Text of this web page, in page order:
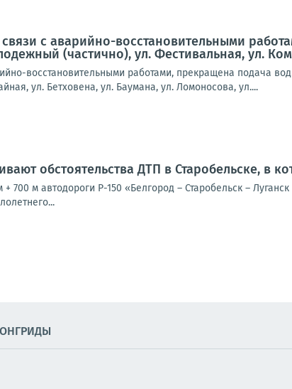
с аварийно-восстановительными
(частично), ул. Фестивальная, ул.
восстановительными работами, прекращена подача
ул. Бетховена, ул. Баумана, ул. Ломоносова, ул....
обстоятельства ДТП в Старобельске, в
+ 700 м автодороги Р-150 «Белгород – Старобельск –